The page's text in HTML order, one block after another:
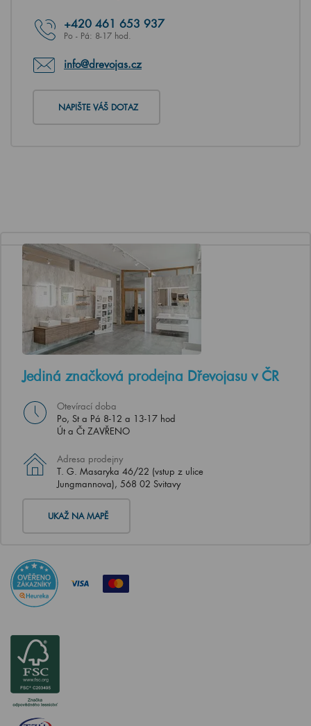
+420 461 653 937
Po - Pá: 8-17 hod.
info@drevojas.cz
NAPIŠTE VÁŠ DOTAZ
Jediná značková prodejna Dřevojasu v ČR
Otevírací doba
Po, St a Pá 8-12 a 13-17 hod
Út a Čt ZAVŘENO
Adresa prodejny
T. G. Masaryka 46/22 (vstup z ulice
Jungmannova), 568 02 Svitavy
UKAŽ NA MAPĚ